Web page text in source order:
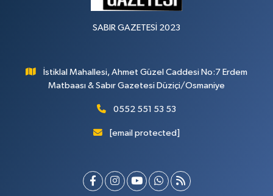
SABIR GAZETESİ 2023
İstiklal Mahallesi, Ahmet Güzel Caddesi No:7 Erdem
Matbaası & Sabır Gazetesi Düziçi/Osmaniye
0552 551 53 53
[email protected]